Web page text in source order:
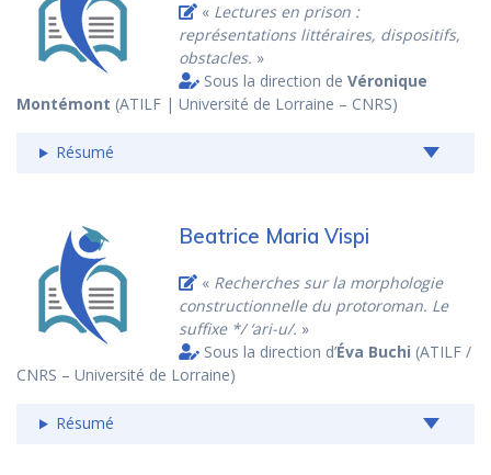
« Lectures en prison :
représentations littéraires, dispositifs,
obstacles. »
Sous la direction de Véronique
Montémont (ATILF | Université de Lorraine – CNRS)
Résumé
Beatrice Maria Vispi
« Recherches sur la morphologie
constructionnelle du protoroman. Le
suffixe */ ‘ari-u/. »
Sous la direction d’Éva Buchi (ATILF /
CNRS – Université de Lorraine)
Résumé